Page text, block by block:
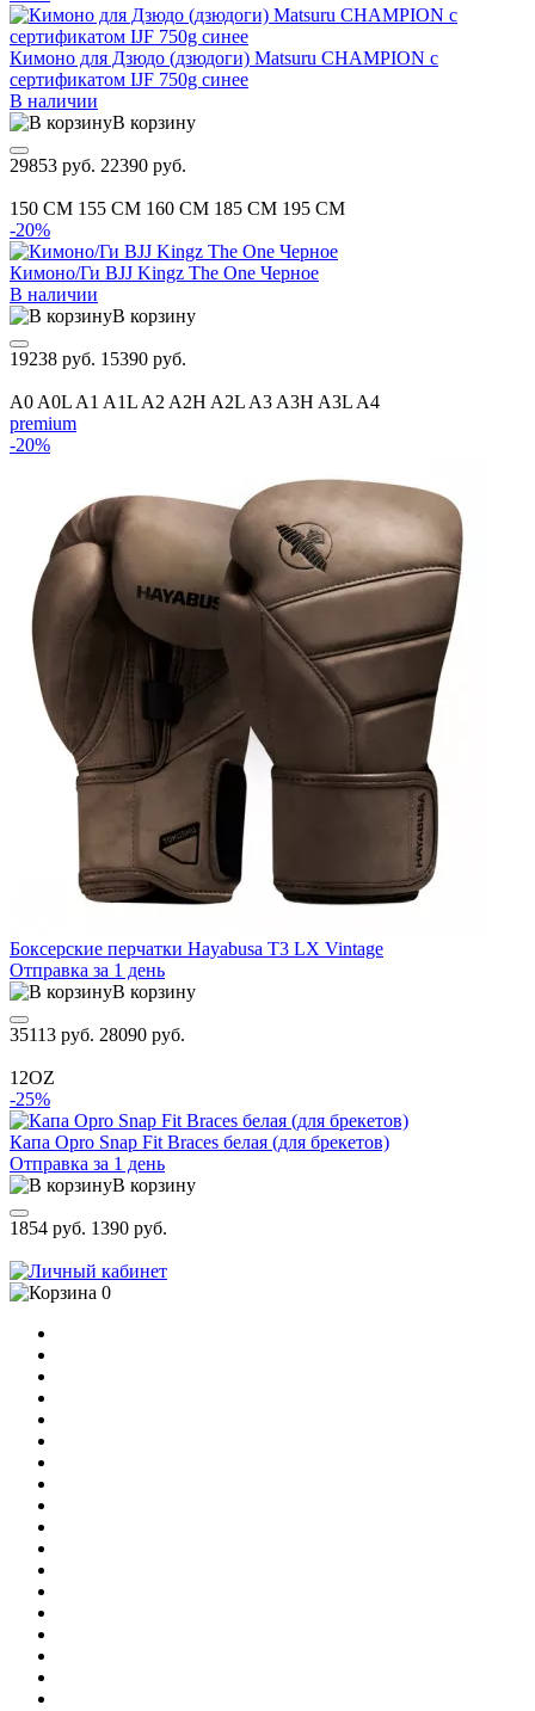
Кимоно для Дзюдо (дзюдоги) Matsuru CHAMPION с
сертификатом IJF 750g синее
В наличии
В корзину
29853 руб. 22390 руб.
150 CM 155 CM 160 CM 185 CM 195 CM
-20%
Кимоно/Ги BJJ Kingz The One Черное
В наличии
В корзину
19238 руб. 15390 руб.
A0 A0L A1 A1L A2 A2H A2L A3 A3H A3L A4
premium
-20%
Боксерские перчатки Hayabusa T3 LX Vintage
Отправка за 1 день
В корзину
35113 руб. 28090 руб.
12OZ
-25%
Капа Opro Snap Fit Braces белая (для брекетов)
Отправка за 1 день
В корзину
1854 руб. 1390 руб.
0